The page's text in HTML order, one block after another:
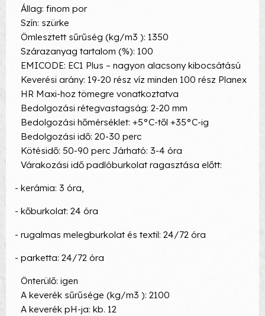
Állag: finom por
Szín: szürke
Ömlesztett sűrűség (kg/m3 ): 1350
Szárazanyag tartalom (%): 100
EMICODE: EC1 Plus – nagyon alacsony kibocsátású
Keverési arány: 19-20 rész víz minden 100 rész Planex
HR Maxi-hoz tömegre vonatkoztatva
Bedolgozási rétegvastagság: 2-20 mm
Bedolgozási hőmérséklet: +5°C-től +35°C-ig
Bedolgozási idő: 20-30 perc
Kötésidő: 50-90 perc Járható: 3-4 óra
Várakozási idő padlóburkolat ragasztása előtt:
- kerámia: 3 óra,
- kőburkolat: 24 óra
- rugalmas melegburkolat és textil: 24/72 óra
- parketta: 24/72 óra
Önterülő: igen
A keverék sűrűsége (kg/m3 ): 2100
A keverék pH-ja: kb. 12